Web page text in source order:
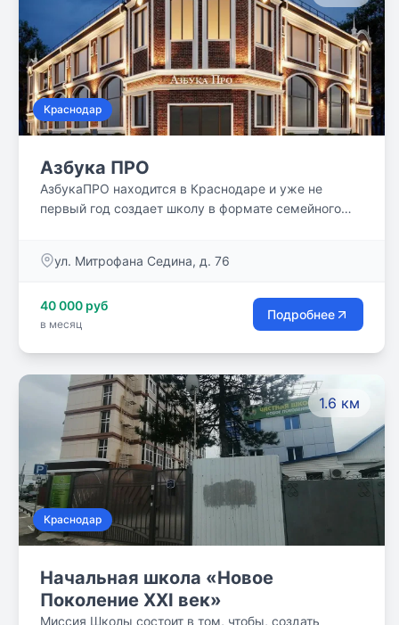
Краснодар
Азбука ПРО
АзбукаПРО находится в Краснодаре и уже не
первый год создает школу в формате семейного
для нас стоят далеко не оценки, а цели, к которым
позвольте Вашему ребенку получить качественное
образование!
ул. Митрофана Седина, д. 76
40 000 руб
в месяц
Подробнее
1.6 км
Краснодар
Начальная школа «Новое
Поколение XXI век»
Миссия Школы состоит в том, чтобы, создать